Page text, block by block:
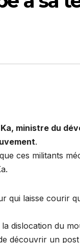
ministre du
.
ces militants
laisse courir
dislocation du
découvrir un